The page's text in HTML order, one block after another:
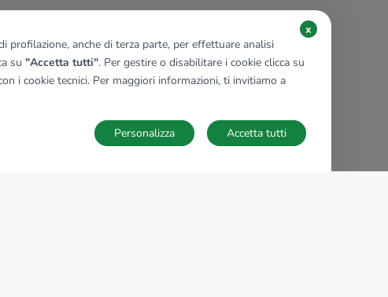
profilazione, anche di terza parte, per effettuare analisi
su "Accetta tutti". Per gestire o disabilitare i cookie clicca su
i cookie tecnici. Per maggiori informazioni, ti invitiamo a
x
Accetta tutti
Personalizza